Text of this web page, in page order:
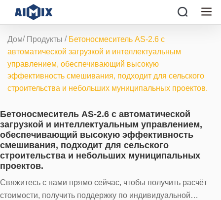
Дом/ Продукты / Бетоносмеситель AS-2.6 с
автоматической загрузкой и интеллектуальным
управлением, обеспечивающий высокую
эффективность смешивания, подходит для сельского
строительства и небольших муниципальных проектов.
Бетоносмеситель AS-2.6 с автоматической
загрузкой и интеллектуальным управлением,
обеспечивающий высокую эффективность
смешивания, подходит для сельского
строительства и небольших муниципальных
проектов.
Свяжитесь с нами прямо сейчас, чтобы получить расчёт
стоимости, получить поддержку по индивидуальной